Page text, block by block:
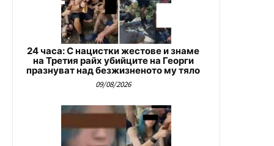
24 часа: С нацистки жестове и знаме
на Третия райх убийците на Георги
празнуват над безжизненото му тяло
09/08/2026